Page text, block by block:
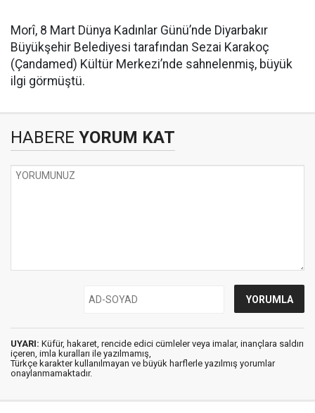
Morî, 8 Mart Dünya Kadınlar Günü’nde Diyarbakır
Büyükşehir Belediyesi tarafından Sezai Karakoç
(Çandamed) Kültür Merkezi’nde sahnelenmiş, büyük
ilgi görmüştü.
HABERE YORUM KAT
UYARI: Küfür, hakaret, rencide edici cümleler veya imalar, inançlara saldırı
içeren, imla kuralları ile yazılmamış,
Türkçe karakter kullanılmayan ve büyük harflerle yazılmış yorumlar
onaylanmamaktadır.